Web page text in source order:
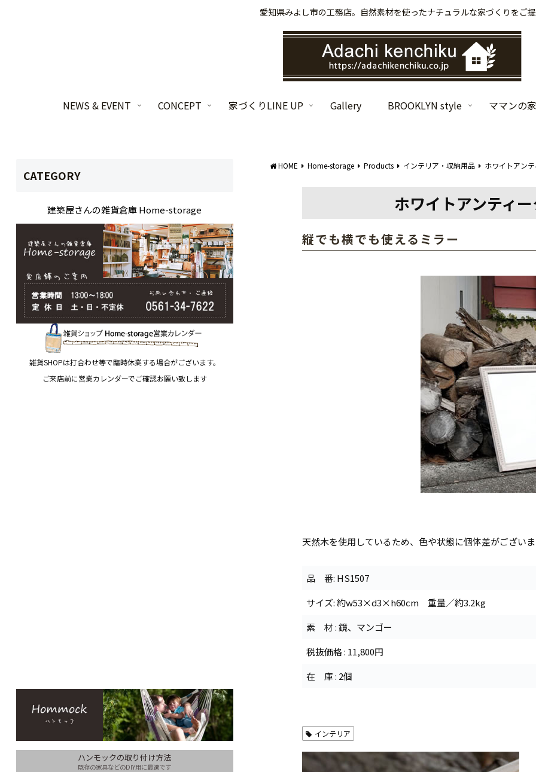
愛知県みよし市の工務店。自然素材を使ったナチュラルな家づくりをご
NEWS & EVENT CONCEPT 家づくりLINE UP Gallery BROOKLYN style ママンの
HOME Home-storage Products インテリア・収納用品 ホワイトアン
ホワイトアンティ
縦でも横でも使えるミラー
天然木を使用しているため、色や状態に個体差がござい
品 番: HS1507
サイズ: 約w53×d3×h60cm 重量／約3.2kg
素 材 : 鏡、マンゴー
税抜価格 : 11,800円
在 庫 : 2個
インテリア
CATEGORY
建築屋さんの雑貨倉庫 Home-storage
雑貨SHOPは打合わせ等で臨時休業する場合がございます。
ご来店前に営業カレンダーでご確認お願い致します
ハンモックの取り付け方法
既存の家具などのDIY用に最適です